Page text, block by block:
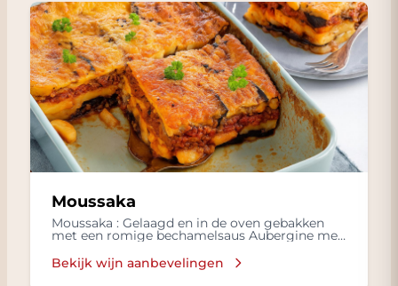
Moussaka
Moussaka : Gelaagd en in de oven gebakken
met een romige bechamelsaus Aubergine met
Bechamelsaus, met Lamsvlees, Tomaten,
Kruiden zoals kaneel en nootmuskaat
Bekijk wijn aanbevelingen